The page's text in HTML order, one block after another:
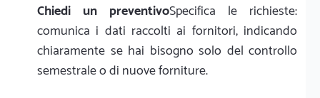
Chiedi un preventivoSpecifica le richieste:
comunica i dati raccolti ai fornitori, indicando
chiaramente se hai bisogno solo del controllo
semestrale o di nuove forniture.